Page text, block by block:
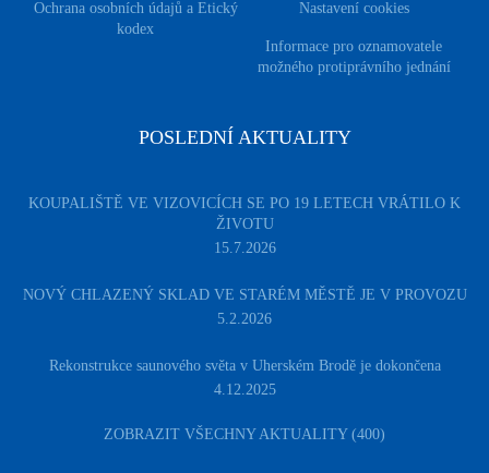
Ochrana osobních údajů a Etický
kodex
Nastavení cookies
Informace pro oznamovatele
možného protiprávního jednání
POSLEDNÍ AKTUALITY
KOUPALIŠTĚ VE VIZOVICÍCH SE PO 19 LETECH VRÁTILO K
ŽIVOTU
15.7.2026
NOVÝ CHLAZENÝ SKLAD VE STARÉM MĚSTĚ JE V PROVOZU
5.2.2026
Rekonstrukce saunového světa v Uherském Brodě je dokončena
4.12.2025
ZOBRAZIT VŠECHNY AKTUALITY (400)